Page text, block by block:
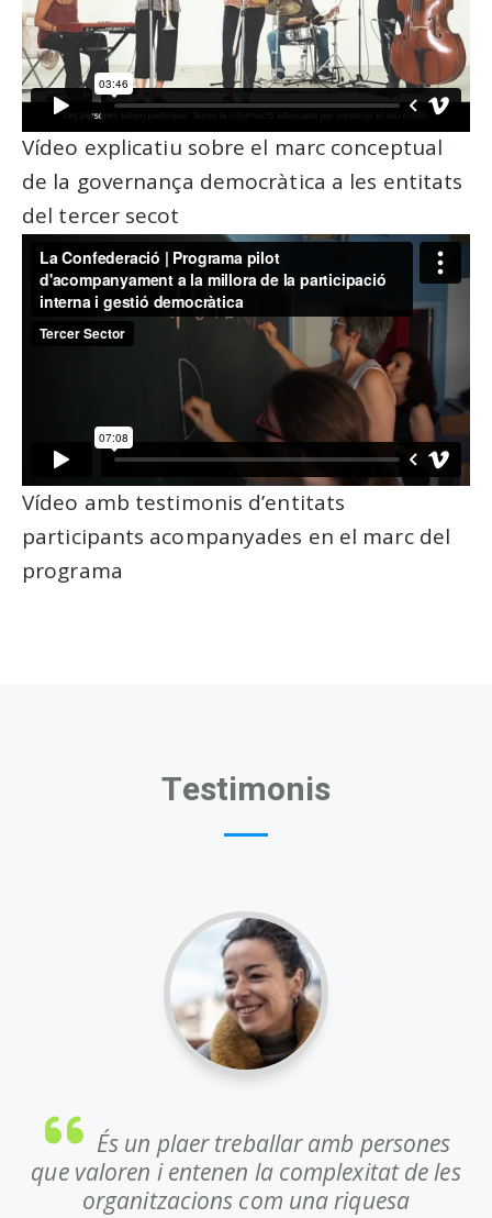
Vídeo explicatiu sobre el marc conceptual
de la governança democràtica a les entitats
del tercer secot
Vídeo amb testimonis d’entitats
participants acompanyades en el marc del
programa
Testimonis
És un plaer treballar amb persones
que valoren i entenen la complexitat de les
organitzacions com una riquesa